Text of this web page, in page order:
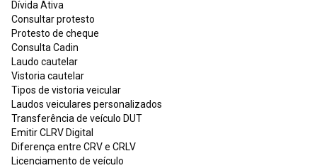
Dívida Ativa
Consultar protesto
Protesto de cheque
Consulta Cadin
Laudo cautelar
Vistoria cautelar
Tipos de vistoria veicular
Laudos veiculares personalizados
Transferência de veículo DUT
Emitir CLRV Digital
Diferença entre CRV e CRLV
Licenciamento de veículo